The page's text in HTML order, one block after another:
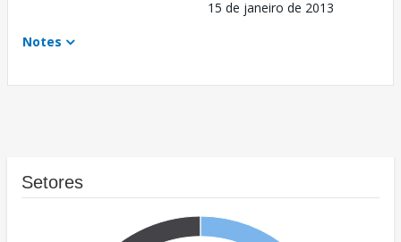
15 de janeiro de 2013
Notes
Setores